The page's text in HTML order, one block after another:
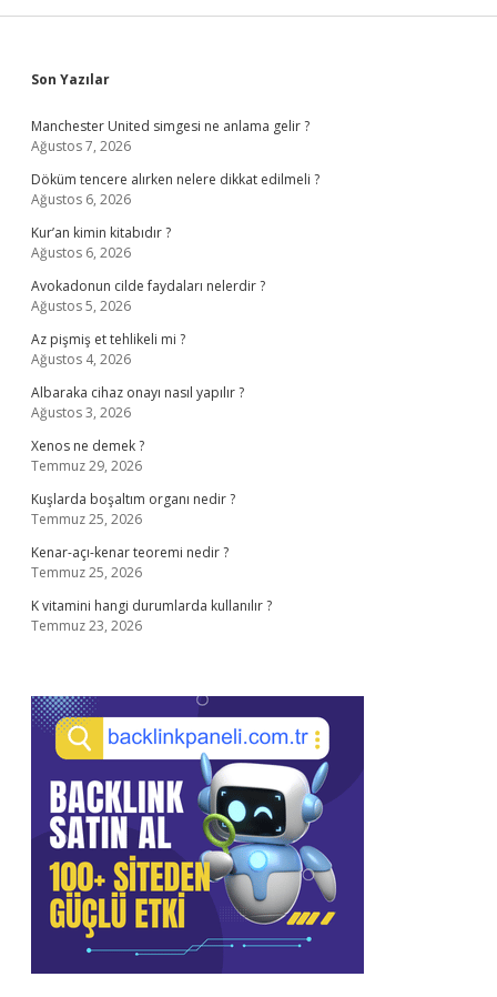
Sidebar
Son Yazılar
Manchester United simgesi ne anlama gelir ?
Ağustos 7, 2026
Döküm tencere alırken nelere dikkat edilmeli ?
Ağustos 6, 2026
Kur’an kimin kitabıdır ?
Ağustos 6, 2026
Avokadonun cilde faydaları nelerdir ?
Ağustos 5, 2026
Az pişmiş et tehlikeli mi ?
Ağustos 4, 2026
Albaraka cihaz onayı nasıl yapılır ?
Ağustos 3, 2026
Xenos ne demek ?
Temmuz 29, 2026
Kuşlarda boşaltım organı nedir ?
Temmuz 25, 2026
Kenar-açı-kenar teoremi nedir ?
Temmuz 25, 2026
K vitamini hangi durumlarda kullanılır ?
Temmuz 23, 2026